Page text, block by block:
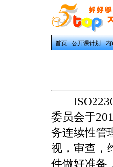
首页 公开课计划 内
委员会于
务连续性管
视，审查，
件做好准备